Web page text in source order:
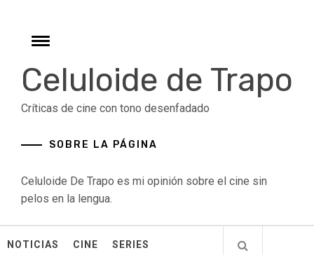
contentToggle
Celuloide de Trapo
Críticas de cine con tono desenfadado
SOBRE LA PÁGINA
Celuloide De Trapo es mi opinión sobre el cine sin
pelos en la lengua.
NOTICIAS CINE SERIES